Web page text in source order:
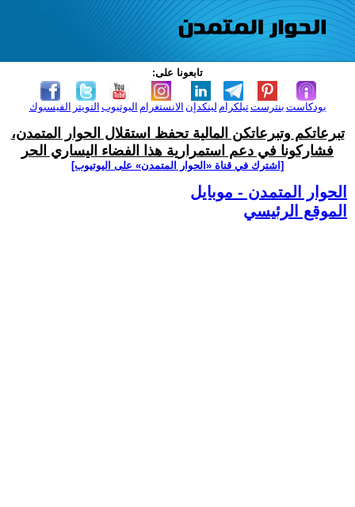
تابعونا على:
الفيسبوك التويتر اليوتيوب الانستغرام لينكدإن تيلكرامبنترست بودكاست
تبرعاتكم وتبرعاتكن المالية تحفظ استقلال الحوار المتمدن،
فشاركونا في دعم استمرارية هذا الفضاء اليساري الحر
[اشترك في قناة ‫«الحوار المتمدن» على اليوتيوب]
الحوار المتمدن - موبايل
الموقع الرئيسي